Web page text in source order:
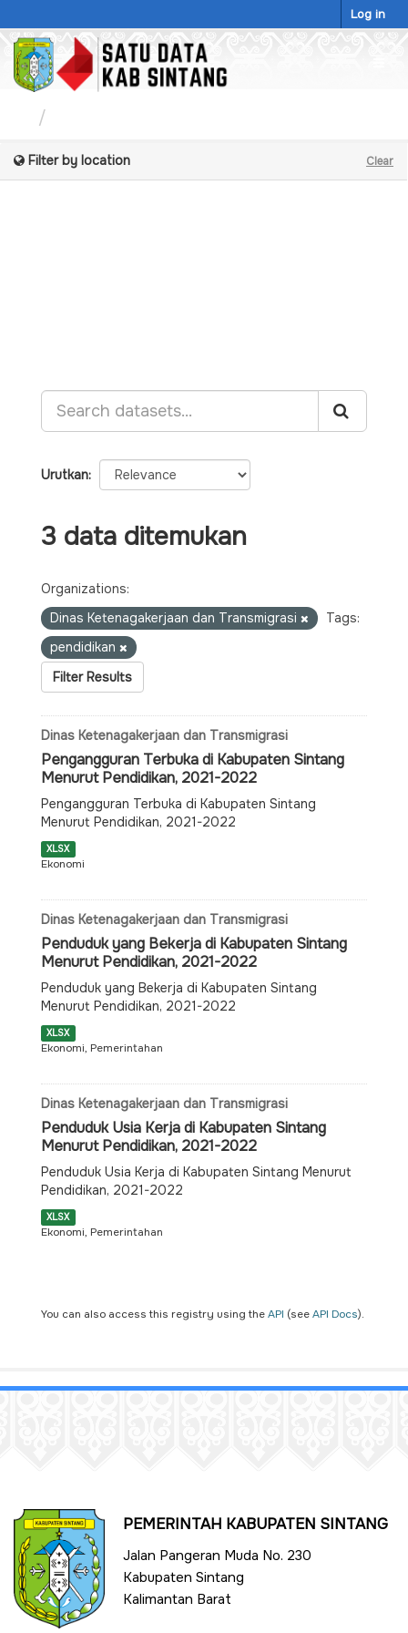
to
content
Log in
Filter by location Clear
Urutkan
3 data ditemukan
Organizations:
Dinas Ketenagakerjaan dan Transmigrasi
Tags:
pendidikan
Filter Results
Dinas Ketenagakerjaan dan Transmigrasi
Pengangguran Terbuka di Kabupaten Sintang
Menurut Pendidikan, 2021-2022
Pengangguran Terbuka di Kabupaten Sintang
Menurut Pendidikan, 2021-2022
XLSX
Ekonomi
Dinas Ketenagakerjaan dan Transmigrasi
Penduduk yang Bekerja di Kabupaten Sintang
Menurut Pendidikan, 2021-2022
Penduduk yang Bekerja di Kabupaten Sintang
Menurut Pendidikan, 2021-2022
XLSX
Ekonomi, Pemerintahan
Dinas Ketenagakerjaan dan Transmigrasi
Penduduk Usia Kerja di Kabupaten Sintang
Menurut Pendidikan, 2021-2022
Penduduk Usia Kerja di Kabupaten Sintang Menurut
Pendidikan, 2021-2022
XLSX
Ekonomi, Pemerintahan
You can also access this registry using theAPI (seeAPI Docs).
PEMERINTAH KABUPATEN SINTANG
Jalan Pangeran Muda No. 230
Kabupaten Sintang
Kalimantan Barat